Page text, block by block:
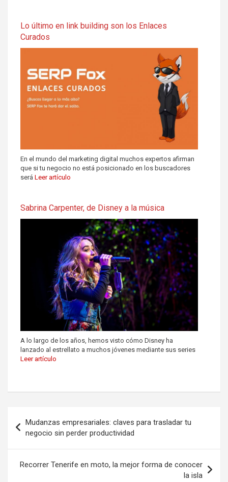
Lo último en link building son los Enlaces
Curados
En el mundo del marketing digital muchos expertos afirman
que si tu negocio no está posicionado en los buscadores
será Leer artículo
Sabrina Carpenter, de Disney a la música
A lo largo de los años, hemos visto cómo Disney ha
lanzado al estrellato a muchos jóvenes mediante sus series
Leer artículo
Mudanzas empresariales: claves para trasladar tu
negocio sin perder productividad
Recorrer Tenerife en moto, la mejor forma de conocer
la isla